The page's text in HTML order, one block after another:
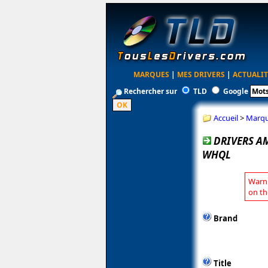
MARQUES | MES DRIVERS |
Rechercher sur
TLD Google
Accueil>
DRIVERS
WHQL
on
Brand
Title